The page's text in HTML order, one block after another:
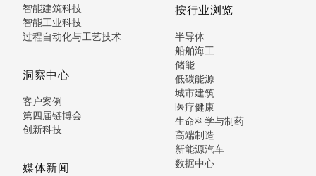
智能建筑科技
智能工业科技
过程自动化与工艺技术
洞察中心
客户案例
第四届链博会
创新科技
媒体新闻
按行业浏览
半导体
船舶海工
储能
低碳能源
城市建筑
医疗健康
生命科学与制药
高端制造
新能源汽车
数据中心